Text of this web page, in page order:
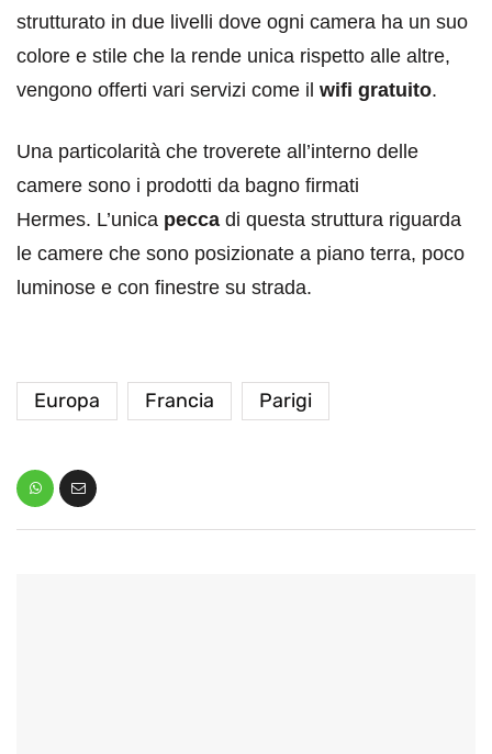
strutturato in due livelli dove ogni camera ha un suo
colore e stile che la rende unica rispetto alle altre,
vengono offerti vari servizi come il wifi gratuito.
Una particolarità che troverete all’interno delle
camere sono i prodotti da bagno firmati
Hermes. L’unica pecca di questa struttura riguarda
le camere che sono posizionate a piano terra, poco
luminose e con finestre su strada.
Europa Francia Parigi